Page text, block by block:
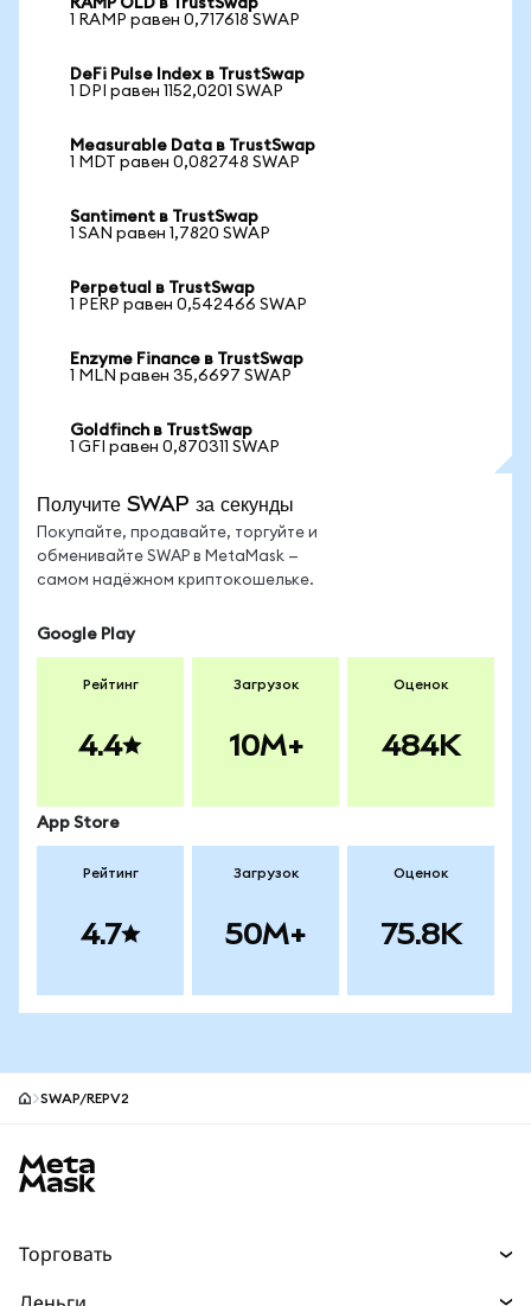
RAMP OLD в TrustSwap
1 RAMP равен 0,717618 SWAP
DeFi Pulse Index в TrustSwap
1 DPI равен 1152,0201 SWAP
Measurable Data в TrustSwap
1 MDT равен 0,082748 SWAP
Santiment в TrustSwap
1 SAN равен 1,7820 SWAP
Perpetual в TrustSwap
1 PERP равен 0,542466 SWAP
Enzyme Finance в TrustSwap
1 MLN равен 35,6697 SWAP
Goldfinch в TrustSwap
1 GFI равен 0,870311 SWAP
Получите SWAP за секунды
Покупайте, продавайте, торгуйте и
обменивайте SWAP в MetaMask —
самом надёжном криптокошельке.
Google Play
Рейтинг
4.4
Загрузок
10M+
Оценок
484K
App Store
Рейтинг
4.7
Загрузок
50M+
Оценок
75.8K
SWAP/REPV2
Торговать